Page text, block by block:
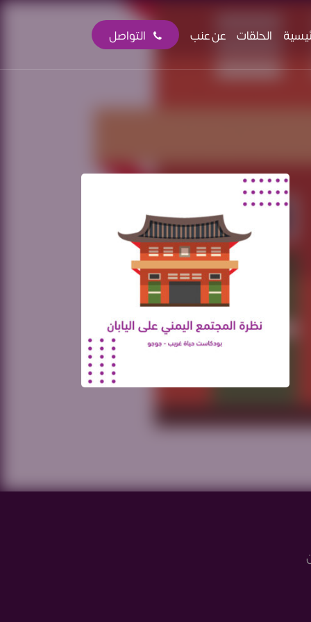
الحلقات عن عنب التواصل